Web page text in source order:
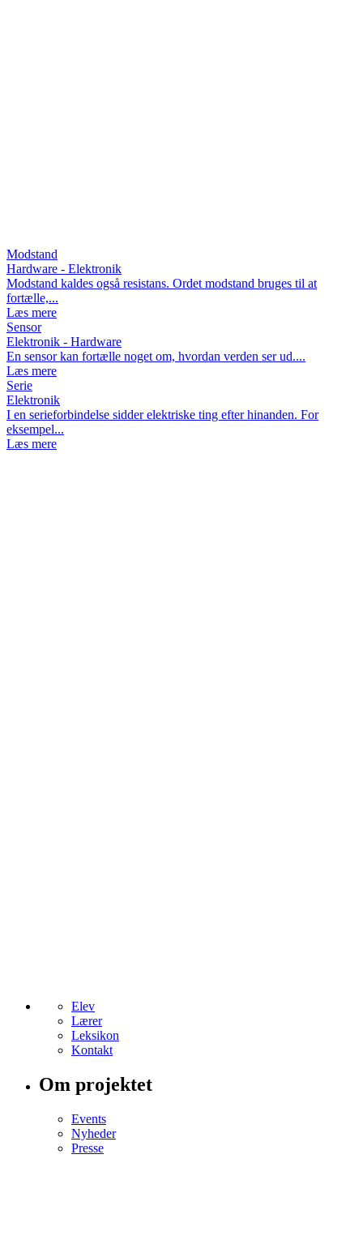
Modstand
Hardware - Elektronik
Modstand kaldes også resistans. Ordet modstand bruges til at
fortælle,...
Læs mere
Sensor
Elektronik - Hardware
En sensor kan fortælle noget om, hvordan verden ser ud....
Læs mere
Serie
Elektronik
I en serieforbindelse sidder elektriske ting efter hinanden. For
eksempel...
Læs mere
Elev
Lærer
Leksikon
Kontakt
Om projektet
Events
Nyheder
Presse